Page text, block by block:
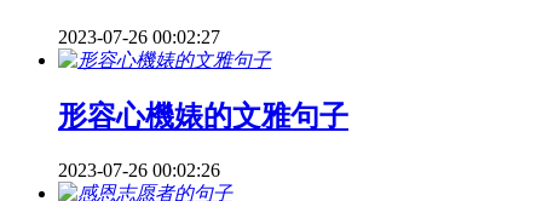
2023-07-26 00:02:27
形容心機婊的文雅句子
2023-07-26 00:02:26